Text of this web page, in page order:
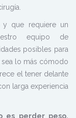
que requiere un
equipo de
posibles para
lo más cómodo
el tener delante
larga experiencia
es perder peso,